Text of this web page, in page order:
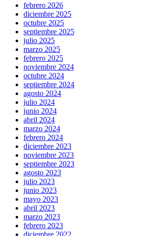
febrero 2026
diciembre 2025
octubre 2025
septiembre 2025
julio 2025
marzo 2025
febrero 2025
noviembre 2024
octubre 2024
septiembre 2024
agosto 2024
julio 2024
junio 2024
abril 2024
marzo 2024
febrero 2024
diciembre 2023
noviembre 2023
septiembre 2023
agosto 2023
julio 2023
junio 2023
mayo 2023
abril 2023
marzo 2023
febrero 2023
diciembre 2022